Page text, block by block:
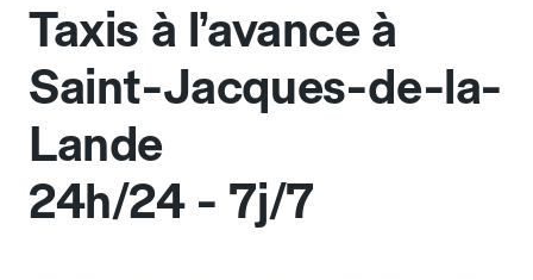
Taxis à l’avance à
Saint-Jacques-de-la-
Lande
24h/24 - 7j/7